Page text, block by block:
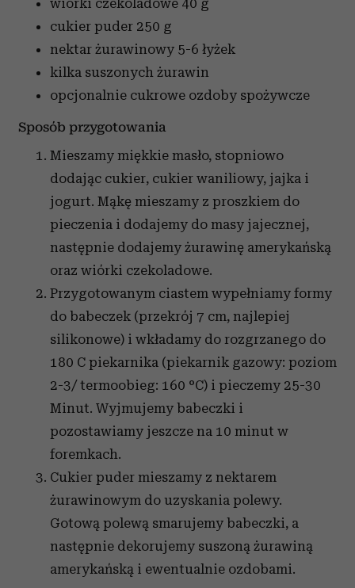
wiórki czekoladowe 40 g
cukier puder 250 g
nektar żurawinowy 5-6 łyżek
kilka suszonych żurawin
opcjonalnie cukrowe ozdoby spożywcze
Sposób przygotowania
Mieszamy miękkie masło, stopniowo
dodając cukier, cukier waniliowy, jajka i
jogurt. Mąkę mieszamy z proszkiem do
pieczenia i dodajemy do masy jajecznej,
następnie dodajemy żurawinę amerykańską
oraz wiórki czekoladowe.
Przygotowanym ciastem wypełniamy formy
do babeczek (przekrój 7 cm, najlepiej
silikonowe) i wkładamy do rozgrzanego do
180 C piekarnika (piekarnik gazowy: poziom
2-3/ termoobieg: 160 °C) i pieczemy 25-30
Minut. Wyjmujemy babeczki i
pozostawiamy jeszcze na 10 minut w
foremkach.
Cukier puder mieszamy z nektarem
żurawinowym do uzyskania polewy.
Gotową polewą smarujemy babeczki, a
następnie dekorujemy suszoną żurawiną
amerykańską i ewentualnie ozdobami.